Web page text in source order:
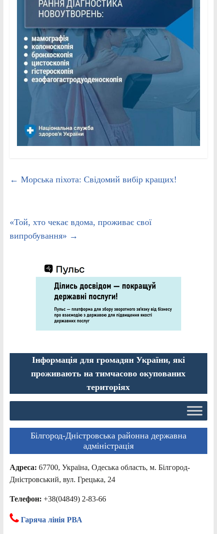
← Морська піхота: Свідомий вибір кращих!
«Той, хто чекає вдома, проживає свої
випробування» →
Інформація для громадян України, які
проживають на тимчасово окупованих
територіях
Білгород-Дністровська районна державна
адміністрація
Адреса: 67700, Україна, Одеська область, м. Білгород-
Дністровський, вул. Грецька, 24
Телефон: +38(04849) 2-83-66
Гаряча лінія РВА